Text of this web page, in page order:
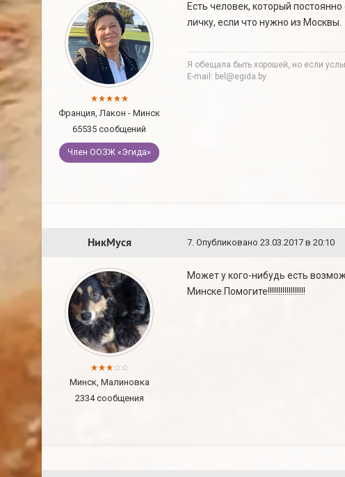
Франция, Лакон - Минск
65535 сообщений
Член ООЗЖ «Эгида»
Есть человек, который
личку, если что нужно из Москвы.
Я обещала быть хорошей, но если
E-mail: bel@egida.by
НикМуся 7. Опубликовано 23.03.2017 в 20:10
Минск, Малиновка
2334 сообщения
Может у кого-нибудь есть
Минске.Помогите!!!!!!!!!!!!!!!!!!